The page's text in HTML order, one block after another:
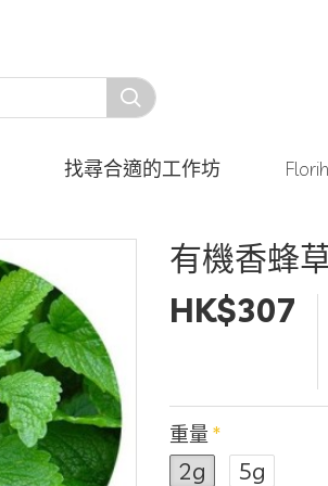
找尋合適的工作坊
有機香蜂
HK$307
重量
2g 5g